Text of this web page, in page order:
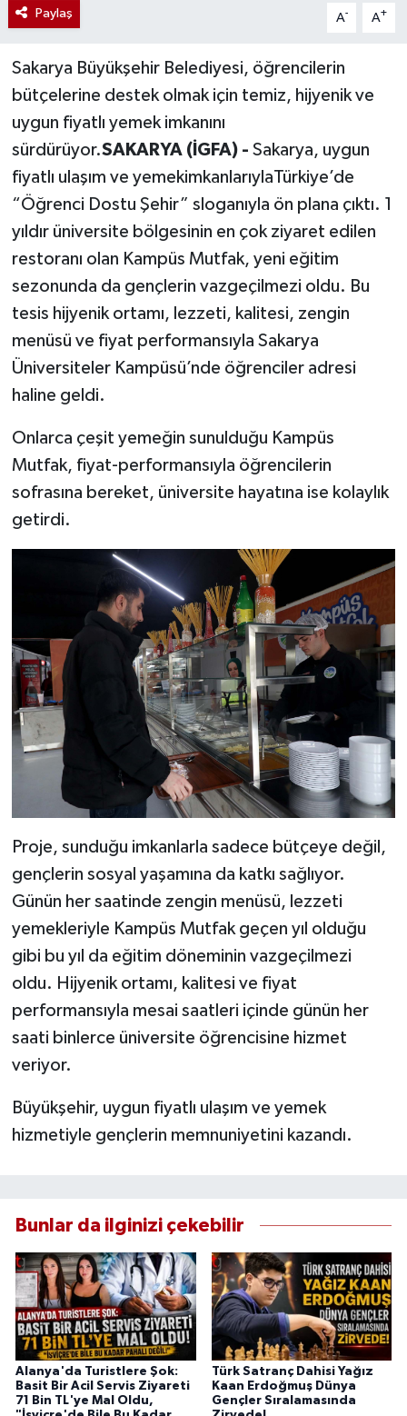
Paylaş A- A+
Sakarya Büyükşehir Belediyesi, öğrencilerin
bütçelerine destek olmak için temiz, hijyenik ve
uygun fiyatlı yemek imkanını
sürdürüyor.SAKARYA (İGFA) - Sakarya, uygun
fiyatlı ulaşım ve yemekimkanlarıylaTürkiye’de
“Öğrenci Dostu Şehir” sloganıyla ön plana çıktı. 1
yıldır üniversite bölgesinin en çok ziyaret edilen
restoranı olan Kampüs Mutfak, yeni eğitim
sezonunda da gençlerin vazgeçilmezi oldu. Bu
tesis hijyenik ortamı, lezzeti, kalitesi, zengin
menüsü ve fiyat performansıyla Sakarya
Üniversiteler Kampüsü’nde öğrenciler adresi
haline geldi.
Onlarca çeşit yemeğin sunulduğu Kampüs
Mutfak, fiyat-performansıyla öğrencilerin
sofrasına bereket, üniversite hayatına ise kolaylık
getirdi.
Proje, sunduğu imkanlarla sadece bütçeye değil,
gençlerin sosyal yaşamına da katkı sağlıyor.
Günün her saatinde zengin menüsü, lezzeti
yemekleriyle Kampüs Mutfak geçen yıl olduğu
gibi bu yıl da eğitim döneminin vazgeçilmezi
oldu. Hijyenik ortamı, kalitesi ve fiyat
performansıyla mesai saatleri içinde günün her
saati binlerce üniversite öğrencisine hizmet
veriyor.
Büyükşehir, uygun fiyatlı ulaşım ve yemek
hizmetiyle gençlerin memnuniyetini kazandı.
Bunlar da ilginizi çekebilir
Alanya'da Turistlere Şok:
Basit Bir Acil Servis Ziyareti
71 Bin TL'ye Mal Oldu,
Türk Satranç Dahisi Yağız
Kaan Erdoğmuş Dünya
Gençler Sıralamasında